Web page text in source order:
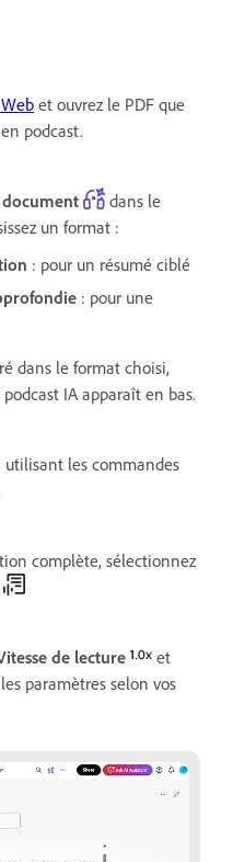
et ouvrez le PDF que
podcast.
document
dans le
un format :
: pour un résumé ciblé
: pour une
dans le format choisi,
IA apparaît en bas.
utilisant les commandes
complète, sélectionnez
de lecture
et
paramètres selon vos